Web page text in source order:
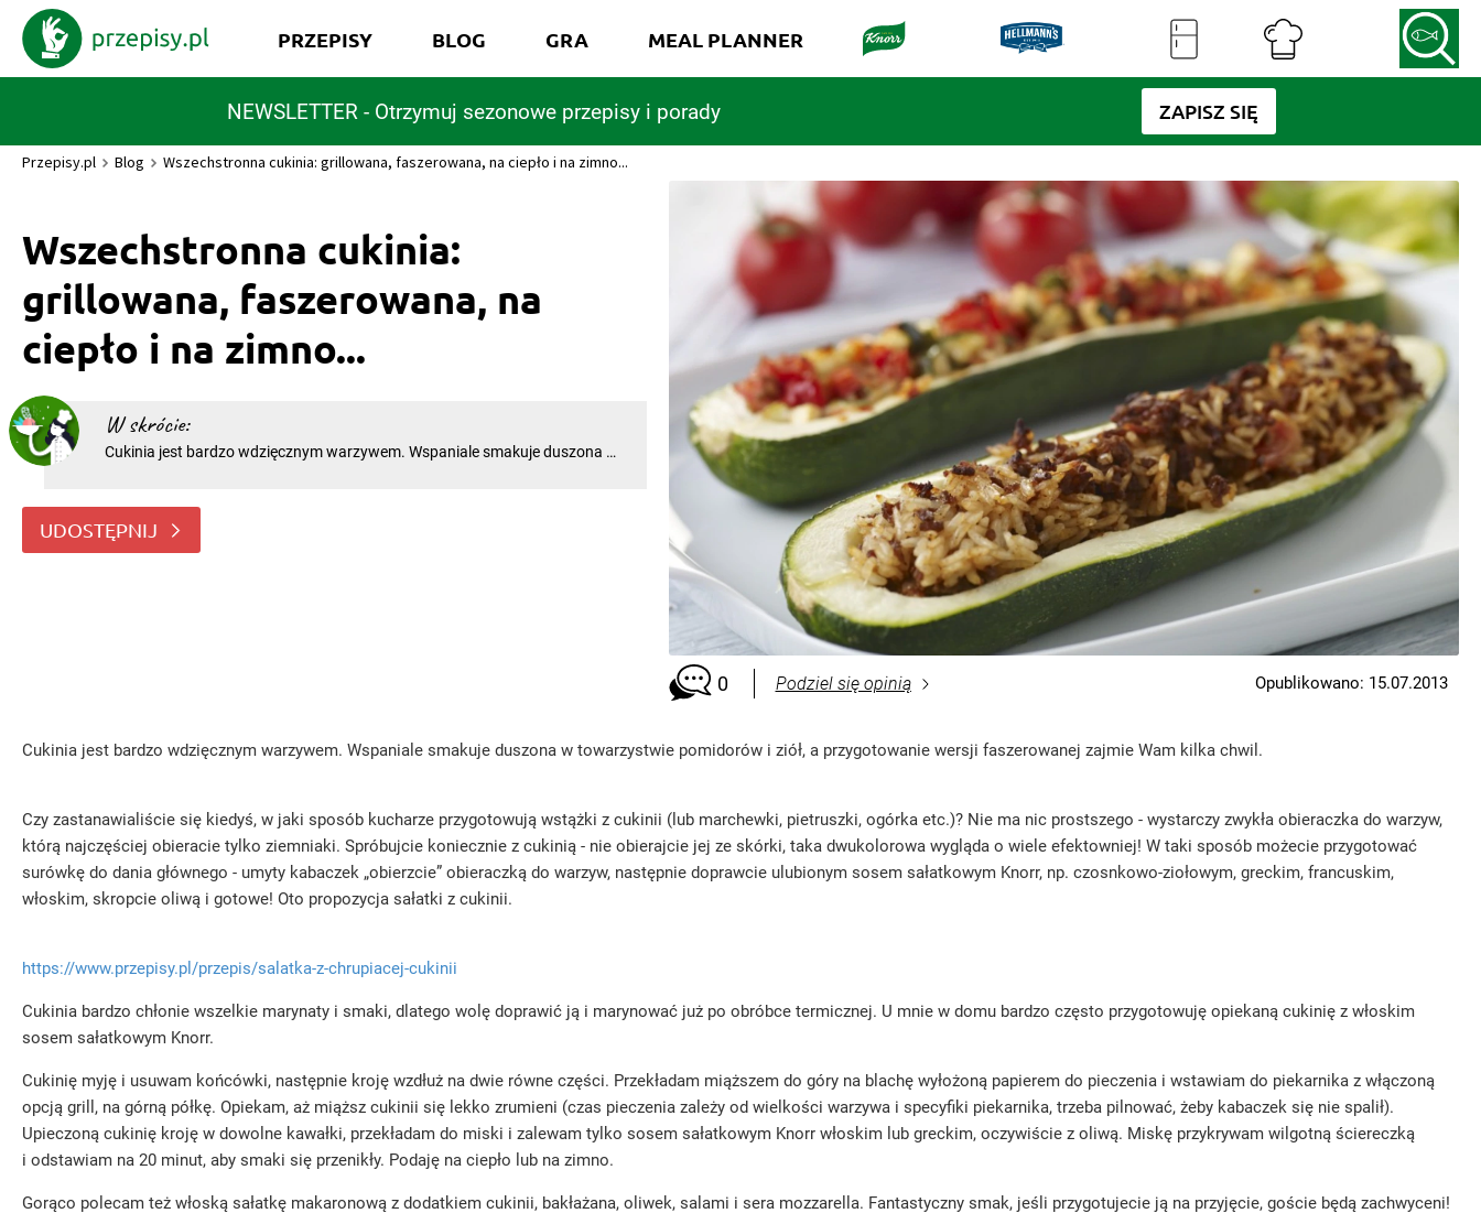
NEWSLETTER - Otrzymuj sezonowe przepisy i porady ZAPISZ SIĘ
PRZEPISY BLOG GRA MEAL PLANNER
Przepisy.pl Blog Wszechstronna cukinia: grillowana, faszerowana, na ciepło i na zimno...
Wszechstronna cukinia:
grillowana, faszerowana, na
ciepło i na zimno...
W skrócie:
Cukinia jest bardzo wdzięcznym warzywem. Wspaniale smakuje duszona w
przygotowują wstążki z cukinii (lub
UDOSTĘPNIJ
0 Podziel się opinią Opublikowano: 15.07.2013
Cukinia jest bardzo wdzięcznym warzywem. Wspaniale smakuje duszona w towarzystwie pomidorów i ziół, a przygotowanie wersji faszerowanej zajmie Wam kilka chwil.
Czy zastanawialiście się kiedyś, w jaki sposób kucharze przygotowują wstążki z cukinii (lub marchewki, pietruszki, ogórka etc.)? Nie ma nic prostszego - wystarczy zwykła obieraczka do warzyw,
którą najczęściej obieracie tylko ziemniaki. Spróbujcie koniecznie z cukinią - nie obierajcie jej ze skórki, taka dwukolorowa wygląda o wiele efektowniej! W taki sposób możecie przygotować
surówkę do dania głównego - umyty kabaczek „obierzcie” obieraczką do warzyw, następnie doprawcie ulubionym sosem sałatkowym Knorr, np. czosnkowo-ziołowym, greckim, francuskim,
włoskim, skropcie oliwą i gotowe! Oto propozycja sałatki z cukinii.
https://www.przepisy.pl/przepis/salatka-z-chrupiacej-cukinii
Cukinia bardzo chłonie wszelkie marynaty i smaki, dlatego wolę doprawić ją i marynować już po obróbce termicznej. U mnie w domu bardzo często przygotowuję opiekaną cukinię z włoskim
sosem sałatkowym Knorr.
Cukinię myję i usuwam końcówki, następnie kroję wzdłuż na dwie równe części. Przekładam miąższem do góry na blachę wyłożoną papierem do pieczenia i wstawiam do piekarnika z włączoną
opcją grill, na górną półkę. Opiekam, aż miąższ cukinii się lekko zrumieni (czas pieczenia zależy od wielkości warzywa i specyfiki piekarnika, trzeba pilnować, żeby kabaczek się nie spalił).
Upieczoną cukinię kroję w dowolne kawałki, przekładam do miski i zalewam tylko sosem sałatkowym Knorr włoskim lub greckim, oczywiście z oliwą. Miskę przykrywam wilgotną ściereczką
i odstawiam na 20 minut, aby smaki się przenikły. Podaję na ciepło lub na zimno.
Gorąco polecam też włoską sałatkę makaronową z dodatkiem cukinii, bakłażana, oliwek, salami i sera mozzarella. Fantastyczny smak, jeśli przygotujecie ją na przyjęcie, goście będą zachwyceni!